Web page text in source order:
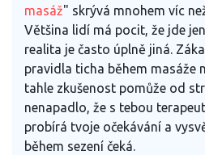
masáž" skrývá mnohem víc
Většina lidí má pocit, že jde
realita je často úplně jiná.
pravidla ticha během masáže
tahle zkušenost pomůže od
nenapadlo, že s tebou
probírá tvoje očekávání a
během sezení čeká.